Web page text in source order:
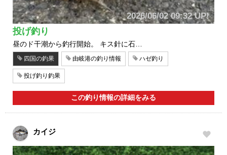
2026/06/02 09:32 UP!
投げ釣り
昼のド干潮から釣行開始。 キス針に石…
四国の釣果 由岐港の釣り情報 ハゼ釣り
投げ釣り釣果
この釣り情報の詳細をみる
カイジ